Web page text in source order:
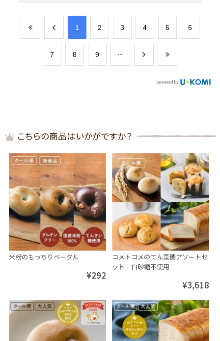
​1 ​2 ​3 ​4 ​5 ​6
​7 ​8 ​9
こちらの商品はいかがですか？
米粉のもっちりベーグル
¥292
コメトコメのてん菜糖アソートセ
ット│白砂糖不使用
¥3,618